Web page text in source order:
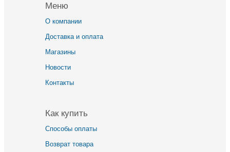
Меню
О компании
Доставка и оплата
Магазины
Новости
Контакты
Как купить
Способы оплаты
Возврат товара